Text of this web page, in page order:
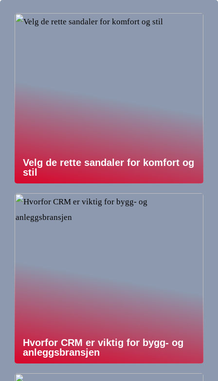
Velg de rette sandaler for komfort og
stil
Hvorfor CRM er viktig for bygg- og
anleggsbransjen